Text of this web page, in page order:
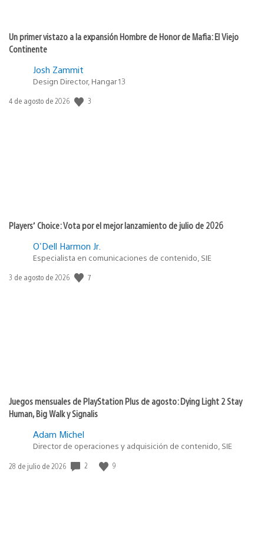
Un primer vistazo a la expansión Hombre de Honor de Mafia: El Viejo
Continente
Josh Zammit
Design Director, Hangar 13
Fecha
4 de agosto de 2026 3
Players’ Choice: Vota por el mejor lanzamiento de julio de 2026
O'Dell Harmon Jr.
Especialista en comunicaciones de contenido, SIE
Fecha
3 de agosto de 2026 7
Juegos mensuales de PlayStation Plus de agosto: Dying Light 2 Stay
Human, Big Walk y Signalis
Adam Michel
Director de operaciones y adquisición de contenido, SIE
Fecha
28 de julio de 2026 2 9